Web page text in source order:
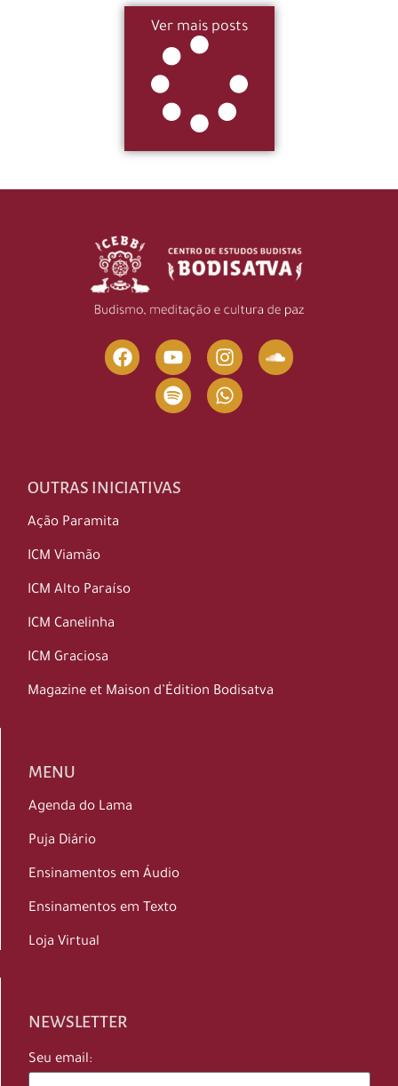
Ver mais posts
OUTRAS INICIATIVAS
Ação Paramita
ICM Viamão
ICM Alto Paraíso
ICM Canelinha
ICM Graciosa
Magazine et Maison d’Édition Bodisatva
MENU
Agenda do Lama
Puja Diário
Ensinamentos em Áudio
Ensinamentos em Texto
Loja Virtual
NEWSLETTER
Seu email: